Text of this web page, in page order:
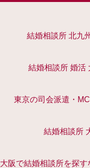
結婚相談所 北九
結婚相談所 婚活
東京の司会派遣・
結婚相談所
大阪で結婚相談所を探